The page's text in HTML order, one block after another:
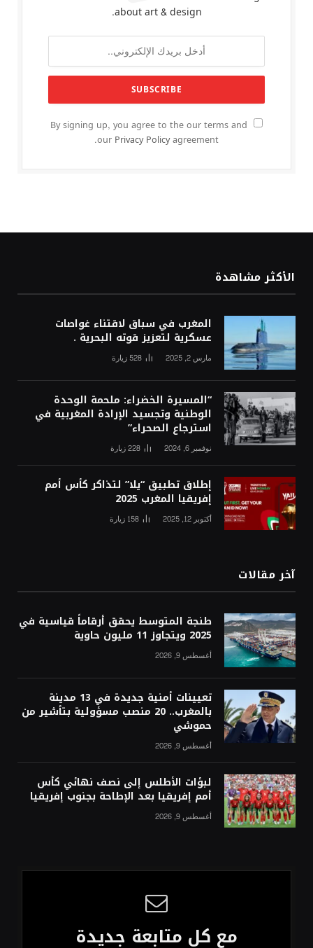
about art & design.
By signing up, you agree to the our terms and
our Privacy Policyagreement.
الأكثر مشاهدة
المغرب في سباق لاقتناء غواصات
عسكرية لتعزيز قوته البحرية .
مارس 2, 2025 528 زيارة
“المسيرة الخضراء: ملحمة الوحدة
الوطنية وتجسيد الإرادة المغربية في
استرجاع الصحراء”
نوفمبر 6, 2024 228زيارة
إطلاق تطبيق “يلا” لتذاكر كأس أمم
إفريقيا المغرب 2025
أكتوبر 12, 2025 158 زيارة
آخر مقالات
طنجة المتوسط يحقق أرقاماً قياسية في
2025 ويتجاوز 11 مليون حاوية
أغسطس 9, 2026
تعيينات أمنية جديدة في 13 مدينة
بالمغرب.. 20 منصب مسؤولية بتأشير من
حموشي
أغسطس 9, 2026
لبؤات الأطلس إلى نصف نهائي كأس
أمم إفريقيا بعد الإطاحة بجنوب إفريقيا
أغسطس 9, 2026
مع كل متابعة جديدة